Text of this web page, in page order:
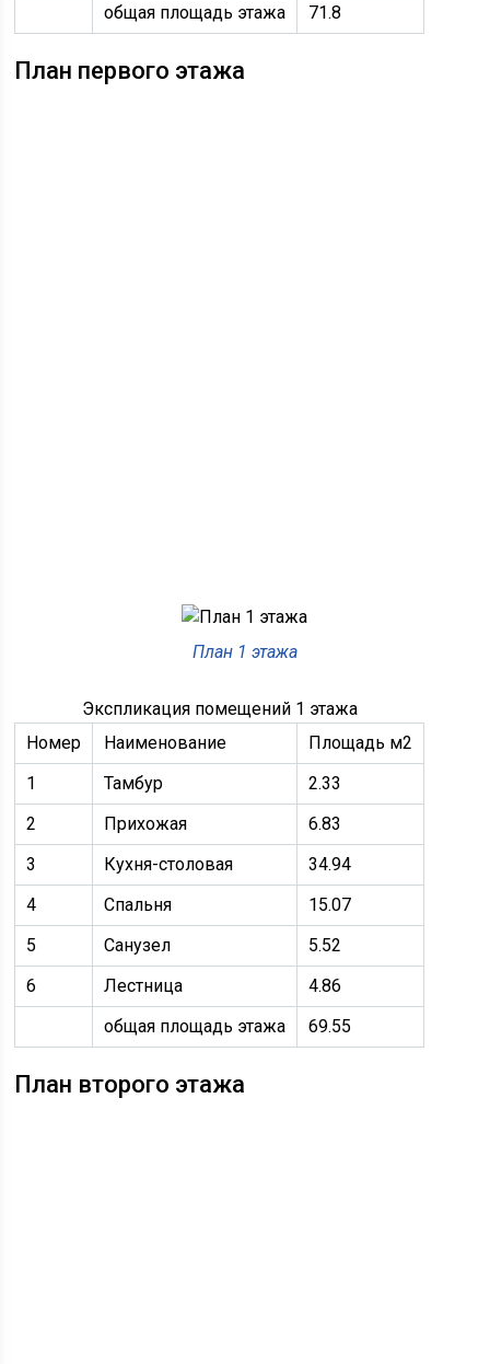
общая площадь этажа
71.8
План первого этажа
План 1 этажа
Экспликация помещений 1 этажа
Номер
Наименование
Площадь м2
1
Тамбур
2.33
2
Прихожая
6.83
3
Кухня-столовая
34.94
4
Спальня
15.07
5
Санузел
5.52
6
Лестница
4.86
общая площадь этажа
69.55
План второго этажа